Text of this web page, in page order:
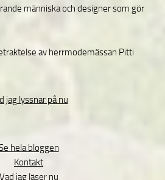
människa och designer som gör
av herrmodemässan Pitti
jag lyssnar på nu
hela bloggen
Kontakt
Vad jag läser nu